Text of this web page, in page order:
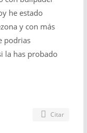
he estado
y con más
podrias
la has probado
Citar